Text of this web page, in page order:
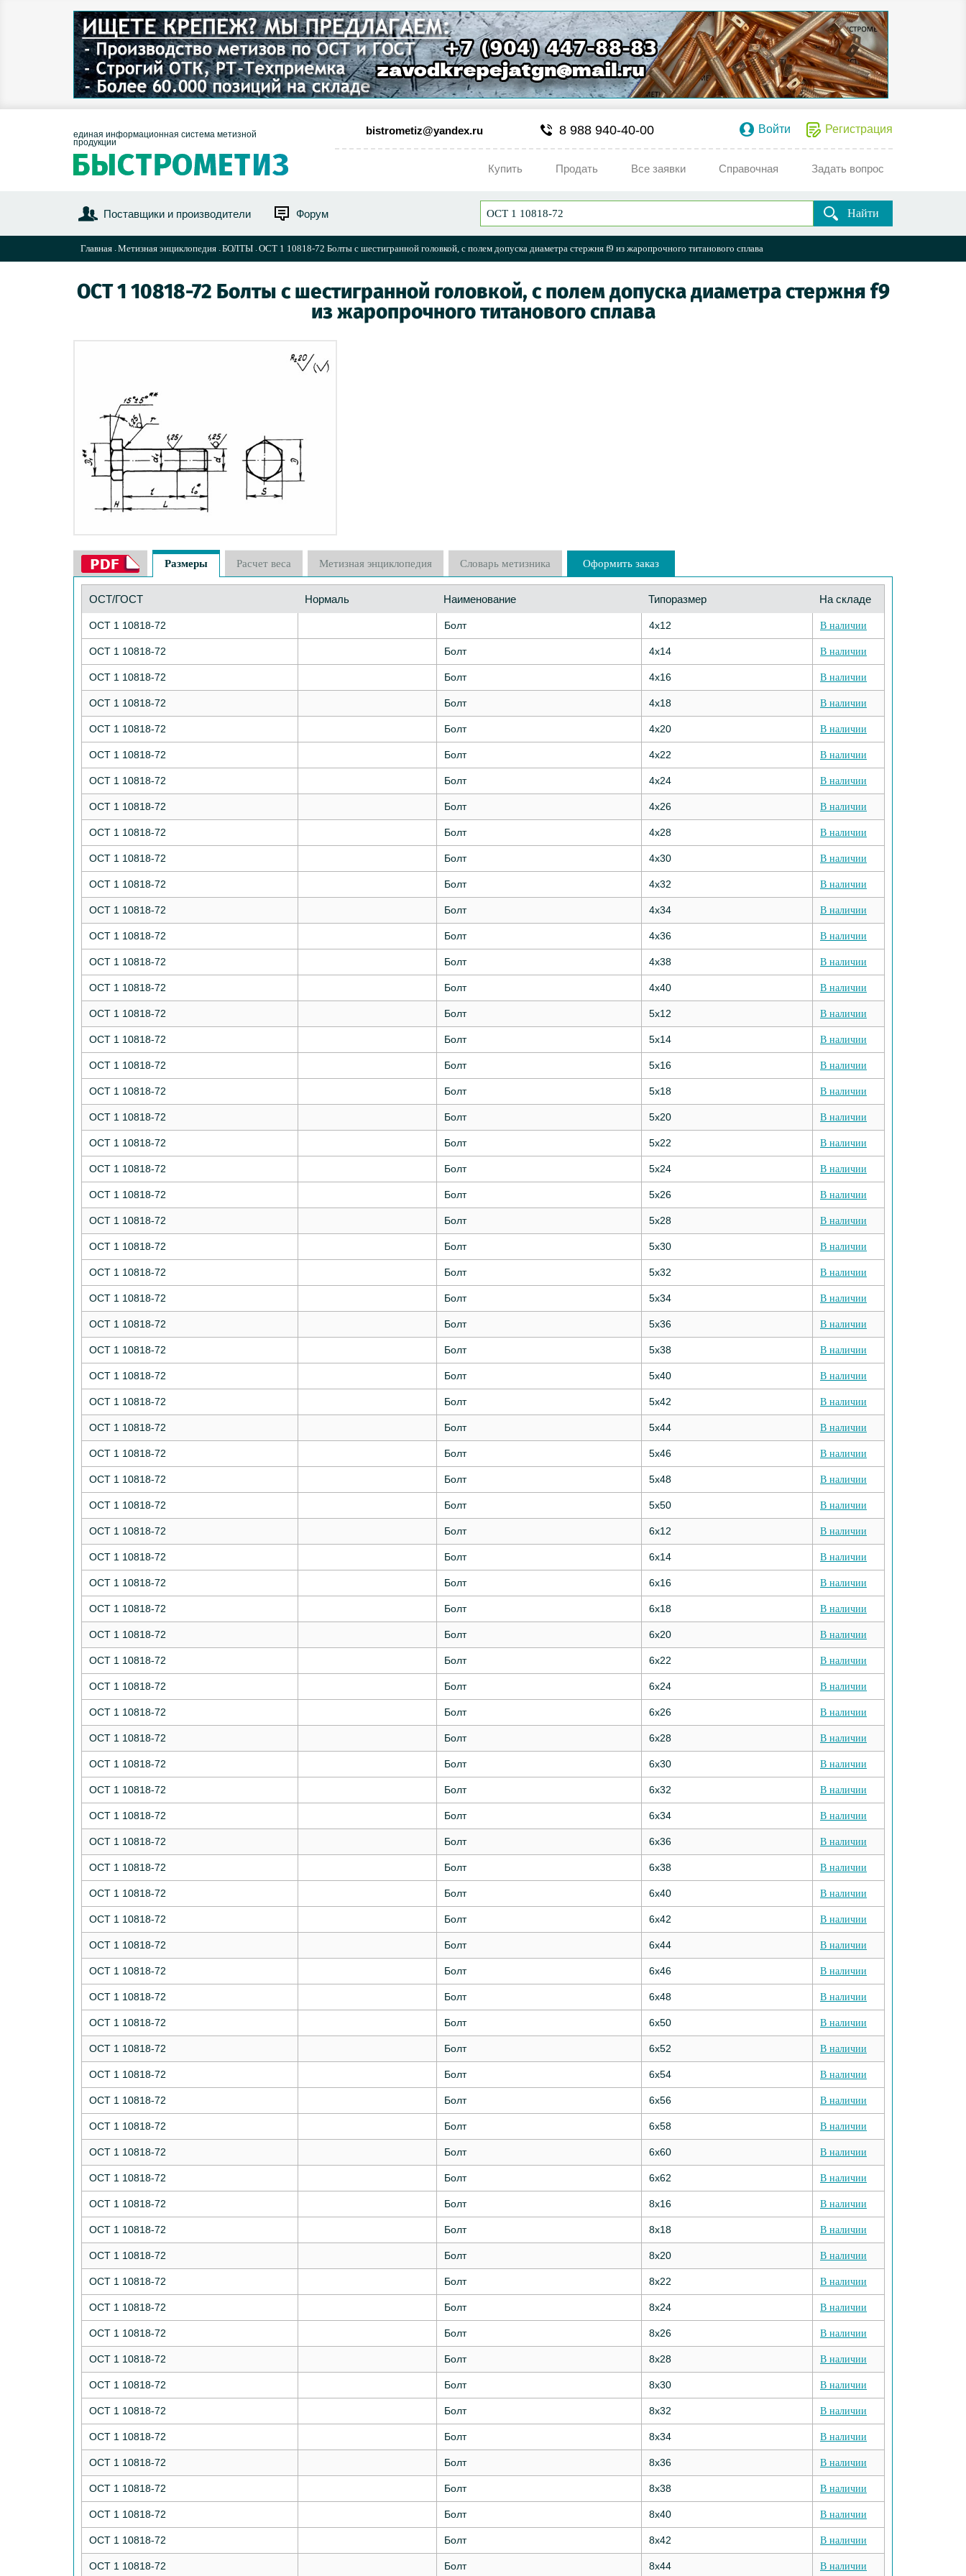
единая информационная система метизной
продукции
bistrometiz@yandex.ru 8 988 940-40-00 Войти Регистрация
Купить Продать Все заявки Справочная Задать вопрос
Поставщики и производители Форум Найти
Главная Метизная энциклопедия БОЛТЫ ОСТ 1 10818-72 Болты с шестигранной головкой, с полем допуска диаметра стержня f9 из жаропрочного титанового сплава
ОСТ 1 10818-72 Болты с шестигранной головкой, с полем допуска диаметра стержня f9
из жаропрочного титанового сплава
Размеры Расчет веса Метизная энциклопедия Словарь метизника Оформить заказ
ОСТ/ГОСТ Нормаль Наименование Типоразмер На складе
ОСТ 1 10818-72 Болт 4х12 В наличии
ОСТ 1 10818-72 Болт 4х14 В наличии
ОСТ 1 10818-72 Болт 4х16 В наличии
ОСТ 1 10818-72 Болт 4х18 В наличии
ОСТ 1 10818-72 Болт 4х20 В наличии
ОСТ 1 10818-72 Болт 4х22 В наличии
ОСТ 1 10818-72 Болт 4х24 В наличии
ОСТ 1 10818-72 Болт 4х26 В наличии
ОСТ 1 10818-72 Болт 4х28 В наличии
ОСТ 1 10818-72 Болт 4х30 В наличии
ОСТ 1 10818-72 Болт 4х32 В наличии
ОСТ 1 10818-72 Болт 4х34 В наличии
ОСТ 1 10818-72 Болт 4х36 В наличии
ОСТ 1 10818-72 Болт 4х38 В наличии
ОСТ 1 10818-72 Болт 4х40 В наличии
ОСТ 1 10818-72 Болт 5х12 В наличии
ОСТ 1 10818-72 Болт 5х14 В наличии
ОСТ 1 10818-72 Болт 5х16 В наличии
ОСТ 1 10818-72 Болт 5х18 В наличии
ОСТ 1 10818-72 Болт 5х20 В наличии
ОСТ 1 10818-72 Болт 5х22 В наличии
ОСТ 1 10818-72 Болт 5х24 В наличии
ОСТ 1 10818-72 Болт 5х26 В наличии
ОСТ 1 10818-72 Болт 5х28 В наличии
ОСТ 1 10818-72 Болт 5х30 В наличии
ОСТ 1 10818-72 Болт 5х32 В наличии
ОСТ 1 10818-72 Болт 5х34 В наличии
ОСТ 1 10818-72 Болт 5х36 В наличии
ОСТ 1 10818-72 Болт 5х38 В наличии
ОСТ 1 10818-72 Болт 5х40 В наличии
ОСТ 1 10818-72 Болт 5х42 В наличии
ОСТ 1 10818-72 Болт 5х44 В наличии
ОСТ 1 10818-72 Болт 5х46 В наличии
ОСТ 1 10818-72 Болт 5х48 В наличии
ОСТ 1 10818-72 Болт 5х50 В наличии
ОСТ 1 10818-72 Болт 6х12 В наличии
ОСТ 1 10818-72 Болт 6х14 В наличии
ОСТ 1 10818-72 Болт 6х16 В наличии
ОСТ 1 10818-72 Болт 6х18 В наличии
ОСТ 1 10818-72 Болт 6х20 В наличии
ОСТ 1 10818-72 Болт 6х22 В наличии
ОСТ 1 10818-72 Болт 6х24 В наличии
ОСТ 1 10818-72 Болт 6х26 В наличии
ОСТ 1 10818-72 Болт 6х28 В наличии
ОСТ 1 10818-72 Болт 6х30 В наличии
ОСТ 1 10818-72 Болт 6х32 В наличии
ОСТ 1 10818-72 Болт 6х34 В наличии
ОСТ 1 10818-72 Болт 6х36 В наличии
ОСТ 1 10818-72 Болт 6х38 В наличии
ОСТ 1 10818-72 Болт 6х40 В наличии
ОСТ 1 10818-72 Болт 6х42 В наличии
ОСТ 1 10818-72 Болт 6х44 В наличии
ОСТ 1 10818-72 Болт 6х46 В наличии
ОСТ 1 10818-72 Болт 6х48 В наличии
ОСТ 1 10818-72 Болт 6х50 В наличии
ОСТ 1 10818-72 Болт 6х52 В наличии
ОСТ 1 10818-72 Болт 6х54 В наличии
ОСТ 1 10818-72 Болт 6х56 В наличии
ОСТ 1 10818-72 Болт 6х58 В наличии
ОСТ 1 10818-72 Болт 6х60 В наличии
ОСТ 1 10818-72 Болт 6х62 В наличии
ОСТ 1 10818-72 Болт 8х16 В наличии
ОСТ 1 10818-72 Болт 8х18 В наличии
ОСТ 1 10818-72 Болт 8х20 В наличии
ОСТ 1 10818-72 Болт 8х22 В наличии
ОСТ 1 10818-72 Болт 8х24 В наличии
ОСТ 1 10818-72 Болт 8х26 В наличии
ОСТ 1 10818-72 Болт 8х28 В наличии
ОСТ 1 10818-72 Болт 8х30 В наличии
ОСТ 1 10818-72 Болт 8х32 В наличии
ОСТ 1 10818-72 Болт 8х34 В наличии
ОСТ 1 10818-72 Болт 8х36 В наличии
ОСТ 1 10818-72 Болт 8х38 В наличии
ОСТ 1 10818-72 Болт 8х40 В наличии
ОСТ 1 10818-72 Болт 8х42 В наличии
ОСТ 1 10818-72 Болт 8х44 В наличии